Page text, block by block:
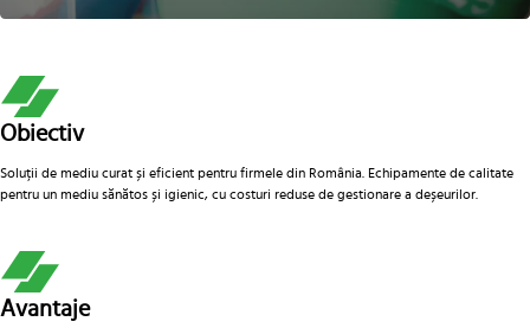
Obiectiv
Soluții de mediu curat și eficient pentru firmele din România. Echipamente de calitate
pentru un mediu sănătos și igienic, cu costuri reduse de gestionare a deșeurilor.
Avantaje